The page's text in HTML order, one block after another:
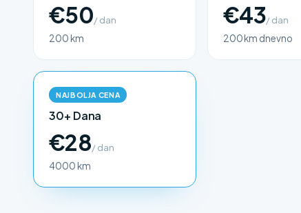
€50/ dan
200 km
€43/ dan
200 km dnevno
NAJBOLJA CENA
30+ Dana
€28/ dan
4000 km